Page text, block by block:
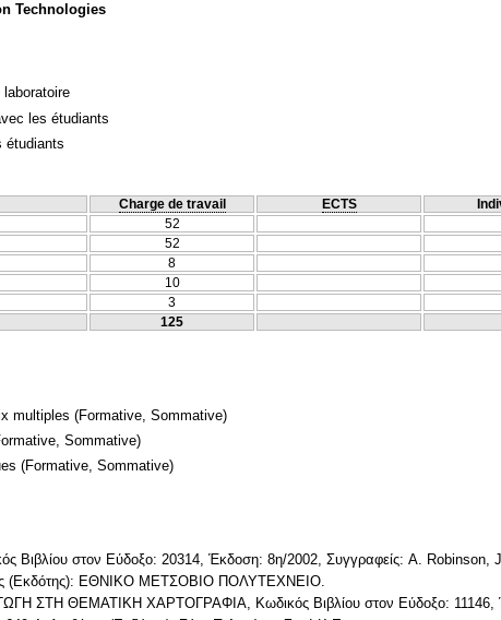
Technologies
les étudiants
étudiants
Charge de travail ECTS
52
52
8
10
3
125
multiples (Formative, Sommative)
Sommative)
(Formative, Sommative)
στον Εύδοξο: 20314, Έκδοση: 8η/2002, Συγγραφείς: A. Robinson,
(Εκδότης): ΕΘΝΙΚΟ ΜΕΤΣΟΒΙΟ ΠΟΛΥΤΕΧΝΕΙΟ.
ΣΤΗ ΘΕΜΑΤΙΚΗ ΧΑΡΤΟΓΡΑΦΙΑ, Κωδικός Βιβλίου στον Εύδοξο: 11146,